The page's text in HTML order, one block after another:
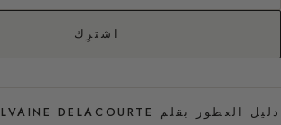
اشترِك
دليل العطور بقلم SYLVAINE DELACOURTE